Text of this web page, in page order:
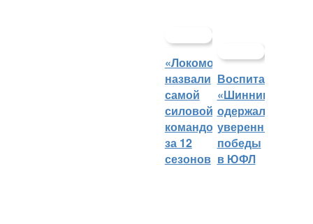
«Локомотив»
назвали
самой
силовой
командой
за 12
сезонов
Воспитанники
«Шинника»
одержали
уверенные
победы
в ЮФЛ